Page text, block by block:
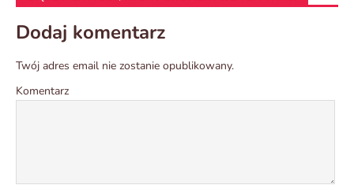
Dodaj komentarz
Twój adres email nie zostanie opublikowany.
Komentarz